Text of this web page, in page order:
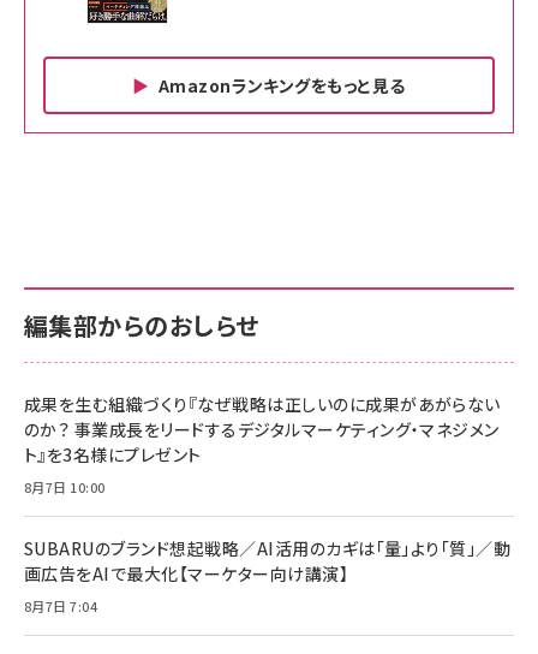
Amazonランキングをもっと見る
￥880
anan(アンアン)2026/06/24号 No.2500増刊
スペシャルエディション[王道エンタメの矜持／
￥1,100
anan(アンアン)2026/07/08号 No.2502[2026
￥880
ママ投資家が育休中に１億貯めた株式投資
サポート正規品 メーカー保証5年 KLMEA128G
NIMASO ガラスフィルム iPhone 17 用 保護フィ
すい ガイド枠付き いPhone17 (6.3インチ) 対応
2枚セット DSP25F1698
￥1,599
￥6,980
全ワイヤレスイヤホン/アクティブノイズキャンセリ
サポート正規品 メーカー保証5年 KLMEA128G
Amazon eギフトカード - Amazonロゴ - クラ
￥5,000
Anker PowerLine III Flow USB-C & USB-C
Pro/Air 各種対応 (1.8m ミッドナイトブラック)
￥1,890
編集部からのおしらせ
成果を生む組織づくり『なぜ戦略は正しいのに成果があがらない
のか？ 事業成長をリードするデジタルマーケティング・マネジメン
ト』を3名様にプレゼント
8月7日 10:00
SUBARUのブランド想起戦略／AI活用のカギは「量」より「質」／動
画広告をAIで最大化【マーケター向け講演】
8月7日 7:04